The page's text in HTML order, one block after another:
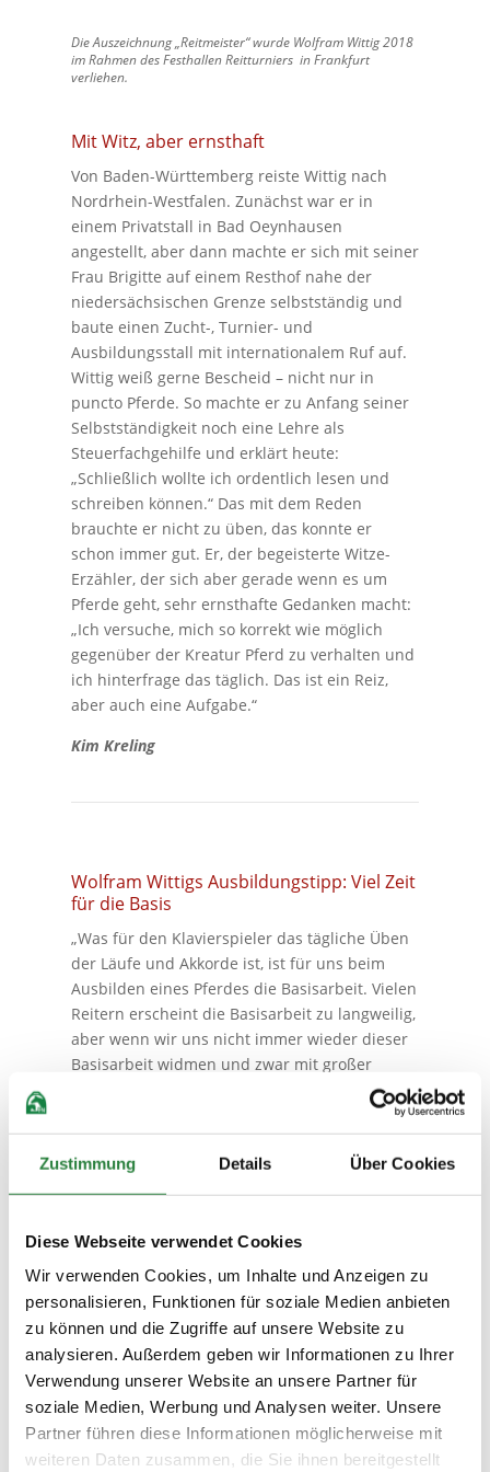
Zustimmung Details Über Cookies
Diese Webseite verwendet Cookies
Wir verwenden Cookies, um Inhalte und Anzeigen zu
personalisieren, Funktionen für soziale Medien anbieten
zu können und die Zugriffe auf unsere Website zu
analysieren. Außerdem geben wir Informationen zu Ihrer
Verwendung unserer Website an unsere Partner für
soziale Medien, Werbung und Analysen weiter. Unsere
Partner führen diese Informationen möglicherweise mit
weiteren Daten zusammen, die Sie ihnen bereitgestellt
Die Auszeichnung „Reitmeister“ wurde Wolfram Wittig 2018
im Rahmen des Festhallen Reitturniers in Frankfurt
verliehen.
Mit Witz, aber ernsthaft
Von Baden-Württemberg reiste Wittig nach
Nordrhein-Westfalen. Zunächst war er in
einem Privatstall in Bad Oeynhausen
angestellt, aber dann machte er sich mit seiner
Frau Brigitte auf einem Resthof nahe der
niedersächsischen Grenze selbstständig und
baute einen Zucht-, Turnier- und
Ausbildungsstall mit internationalem Ruf auf.
Wittig weiß gerne Bescheid – nicht nur in
puncto Pferde. So machte er zu Anfang seiner
Selbstständigkeit noch eine Lehre als
Steuerfachgehilfe und erklärt heute:
„Schließlich wollte ich ordentlich lesen und
schreiben können.“ Das mit dem Reden
brauchte er nicht zu üben, das konnte er
schon immer gut. Er, der begeisterte Witze-
Erzähler, der sich aber gerade wenn es um
Pferde geht, sehr ernsthafte Gedanken macht:
„Ich versuche, mich so korrekt wie möglich
gegenüber der Kreatur Pferd zu verhalten und
ich hinterfrage das täglich. Das ist ein Reiz,
aber auch eine Aufgabe.“
Kim Kreling
Wolfram Wittigs Ausbildungstipp: Viel Zeit
für die Basis
„Was für den Klavierspieler das tägliche Üben
der Läufe und Akkorde ist, ist für uns beim
Ausbilden eines Pferdes die Basisarbeit. Vielen
Reitern erscheint die Basisarbeit zu langweilig,
aber wenn wir uns nicht immer wieder dieser
Basisarbeit widmen und zwar mit großer
Sorgfalt, fehlt dem Pferd das Fundament für
„Bei der Ausbildung von Pferden gibt es keine Abkürzung,
Was ist Basisarbeit?
Basisarbeit bedeutet die ständige
Überprüfung, ob ich einfachste Übungen zu
jeder Zeit an jedem Punkt wiederholen kann.
Basisarbeit ist außerdem vom Leistungsstand
des Pferdes abhängig. Das Reiten von
Durchlässigkeitsübungen gehört natürlich zur